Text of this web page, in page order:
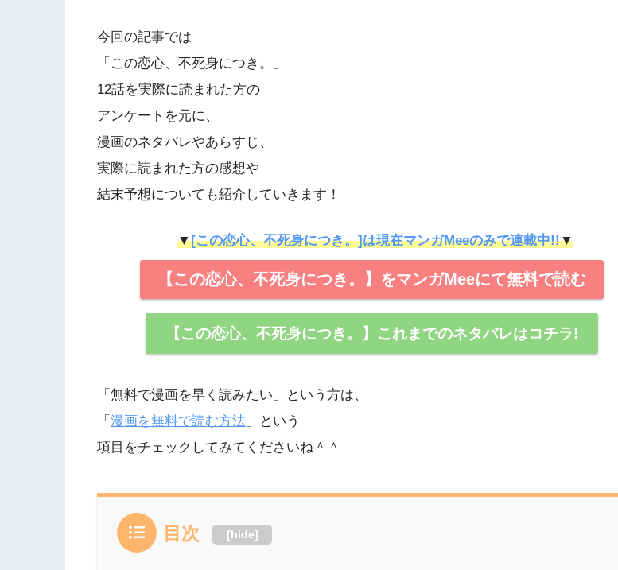
今回の記事では
「この恋心、不死身につき。」
12話を実際に読まれた方の
アンケートを元に、
漫画のネタバレやあらすじ、
実際に読まれた方の感想や
結末予想についても紹介していきます！
▼[この恋心、不死身につき。]は現在マンガMeeのみで連載中!!▼
【この恋心、不死身につき。】をマンガMeeにて無料で読む
【この恋心、不死身につき。】これまでのネタバレはコチラ!
「無料で漫画を早く読みたい」という方は、
「 漫画を無料で読む方法 」という
項目をチェックしてみてくださいね＾＾
目次 [hide]